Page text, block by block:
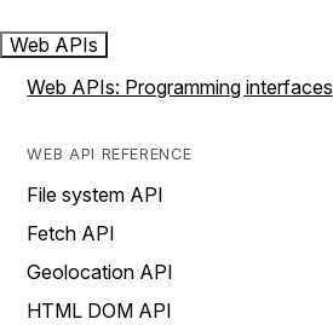
Web APIs
Web APIs: Programming interfaces
WEB API REFERENCE
File system API
Fetch API
Geolocation API
HTML DOM API